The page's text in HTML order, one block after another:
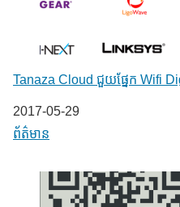
Tanaza Cloud ជួយផ្នែក Wifi
Date
2017-05-29
In relation to
ព័ត៌មាន